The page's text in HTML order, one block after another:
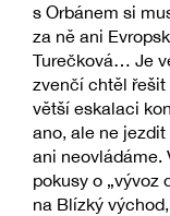
s Orbánem si
za ně ani
Turečková… Je
zvenčí chtěl řešit
větší eskalaci
ano, ale ne
ani neovládáme.
pokusy o „vývoz
na Blízký